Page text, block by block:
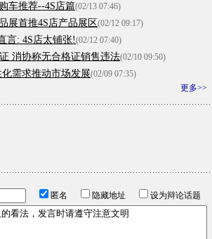
车推荐--4S店篇(02/13 07:46)
展首推4S店产品展区(02/12 09:17)
言: 4S店太铺张!(02/12 07:40)
消协称无合格证销售违法(02/10 09:50)
需求推动市场发展(02/09 07:35)
更多>>
匿名 隐藏地址 设为辩论话题